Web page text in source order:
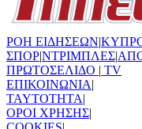
ΡΟΗ ΕΙΔΗΣΕΩΝ|
ΣΠΟΡ|ΝΤΡΙΜΠΛΕΣ|
ΠΡΩΤΟΣΕΛΙΔΟ | TV
ΕΠΙΚΟΙΝΩΝΙΑ|
TAYTOTHTA|
ΟΡΟΙ ΧΡΗΣΗΣ|